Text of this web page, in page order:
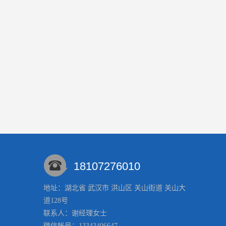
18107276010
地址：湖北省 武汉市 洪山区 关山街道 关山大
道128号
联系人：谢经理女士